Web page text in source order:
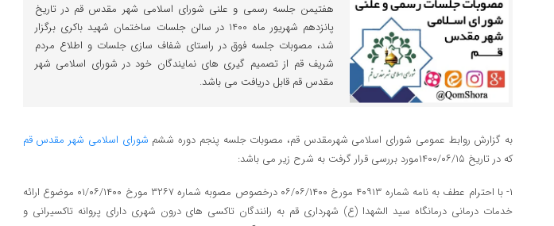
هفتیمن جلسه رسمی و علنی شورای اسلامی شهر مقدس قم در تاریخ
پانزدهم شهریور ماه 1400 در سالن جلسات ساختمان شهید باکری برگزار
شد، مصوبات جلسه فوق در راستای شفاف سازی جلسات و اطلاع مردم
شریف قم از تصمیم گیری های نمایندگان خود در شورای اسلامی شهر
مقدس قم قابل دریافت می باشد.
به گزارش روابط عمومی شورای اسلامی شهرمقدس قم، مصوبات جلسه پنجم دوره ششم شورای اسلامی شهر مقدس قم
که در تاریخ ۱۴۰۰/۰۶/۱۵مورد بررسی قرار گرفت به شرح زیر می باشد:
۱- با احترام عطف به نامه شماره ۴۰۹۱۳ مورخ ۰۶/۰۶/۱۴۰۰ درخصوص مصوبه شماره ۳۲۶۷ مورخ ۰۱/۰۶/۱۴۰۰ موضوع ارائه
خدمات درمانی درمانگاه سید الشهدا (ع) شهرداری قم به رانندگان تاکسی های درون شهری دارای پروانه تاکسیرانی و